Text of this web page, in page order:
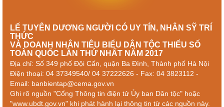
LẾ TUYÊN DƯƠNG NGƯỜI CÓ UY TÍN, NHÂN SỸ TRÍ
THỨC
VÀ DOANH NHÂN TIÊU BIỂU DÂN TỘC THIỂU SỐ
TOÀN QUỐC LẦN THỨ NHẤT NĂM 2017
Địa chỉ: Số 349 phố Đội Cấn, quận Ba Đình, Thành phố Hà Nội
Điện thoại: 04 37349540/ 04 37222626 - Fax: 04 3823112 -
Email: banbientap@cema.gov.vn
Ghi rõ nguồn "Cổng Thông tin điện tử Ủy ban Dân tộc" hoặc
"www.ubdt.gov.vn" khi phát hành lại thông tin từ các nguồn này.